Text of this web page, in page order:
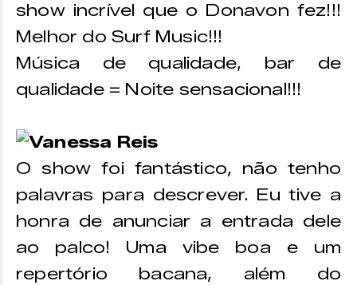
show incrível que o Donavon fez!!!
Melhor do Surf Music!!!
Música de qualidade, bar de
qualidade = Noite sensacional!!!
Vanessa Reis
O show foi fantástico, não tenho
palavras para descrever. Eu tive a
honra de anunciar a entrada dele
ao palco! Uma vibe boa e um
repertório bacana, além do